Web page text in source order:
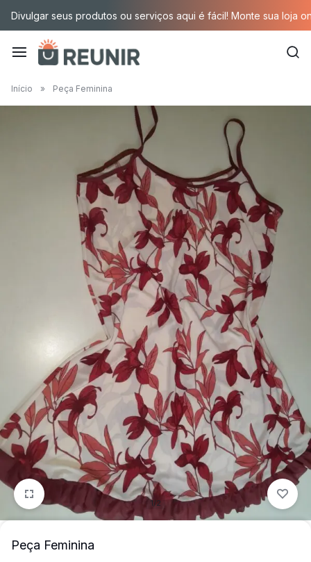
conteúdo
Divulgar seus produtos ou serviços aqui é fácil! Monte sua loja
a
tecnologia
oportunizando
trabalho
decente
quem
mais
precisa!
Início » Peça Feminina
1/2
Peça Feminina